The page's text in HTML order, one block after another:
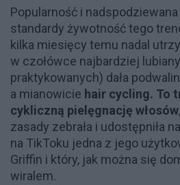
Popularność i
standardy żywotność tego
kilka miesięcy temu nadal
w czołówce najbardziej
praktykowanych) dała
a mianowicie hair cycling. To
cykliczną pielęgnację włosów
zasady zebrała i udostępniła
na TikToku jedna z jego
Griffin i który, jak można się
wiralem.